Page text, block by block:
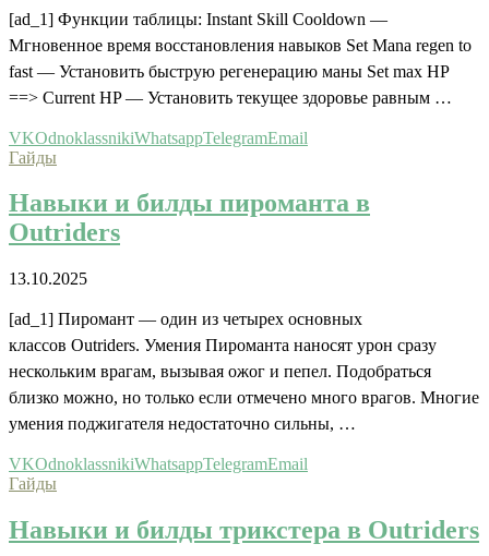
[ad_1] Функции таблицы: Instant Skill Cooldown —
Мгновенное время восстановления навыков Set Mana regen to
fast — Установить быструю регенерацию маны Set max HP
==> Current HP — Установить текущее здоровье равным …
VKOdnoklassnikiWhatsappTelegramEmail
Гайды
Навыки и билды пироманта в
Outriders
13.10.2025
[ad_1] Пиромант — один из четырех основных
классов Outriders. Умения Пироманта наносят урон сразу
нескольким врагам, вызывая ожог и пепел. Подобраться
близко можно, но только если отмечено много врагов. Многие
умения поджигателя недостаточно сильны, …
VKOdnoklassnikiWhatsappTelegramEmail
Гайды
Навыки и билды трикстера в Outriders